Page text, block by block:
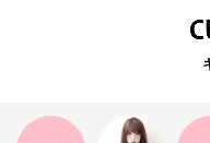
ダ
韓国グルメ
インスタグラム